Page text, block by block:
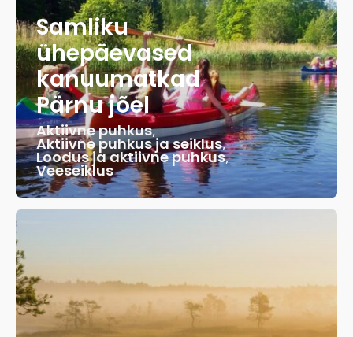
Samliku
ühepäevased
kanuumatkad
Pärnu jõel
Aktiivne puhkus,
Aktiivne puhkus ja seiklus,
Loodus ja aktiivne puhkus,
Veeseiklus